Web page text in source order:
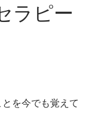
ラピー
を今でも覚えて